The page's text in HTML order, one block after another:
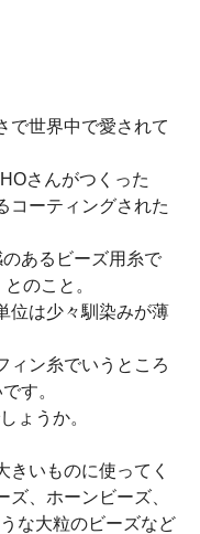
で世界中で愛されて
さんがつくった
コーティングされた
あるビーズ用糸で
のこと。
位は少々馴染みが薄
ィン糸でいうところ
す。
ょうか。
きいものに使ってく
、ホーンビーズ、
な大粒のビーズなど